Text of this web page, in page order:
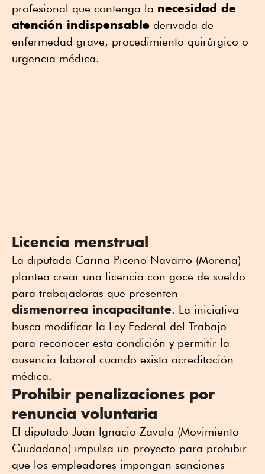
profesional que contenga la necesidad de
atención indispensable derivada de
enfermedad grave, procedimiento quirúrgico o
urgencia médica.
Licencia menstrual
La diputada Carina Piceno Navarro (Morena)
plantea crear una licencia con goce de sueldo
para trabajadoras que presenten
dismenorrea incapacitante. La iniciativa
busca modificar la Ley Federal del Trabajo
para reconocer esta condición y permitir la
ausencia laboral cuando exista acreditación
médica.
Prohibir penalizaciones por
renuncia voluntaria
El diputado Juan Ignacio Zavala (Movimiento
Ciudadano) impulsa un proyecto para prohibir
que los empleadores impongan sanciones